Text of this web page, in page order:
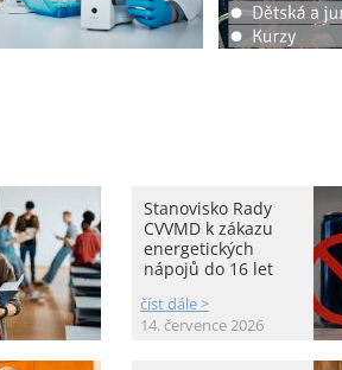
Stanovisko Rady
CVVMD k zákazu
energetických
nápojů do 16 let
číst dále >
14. července 2026